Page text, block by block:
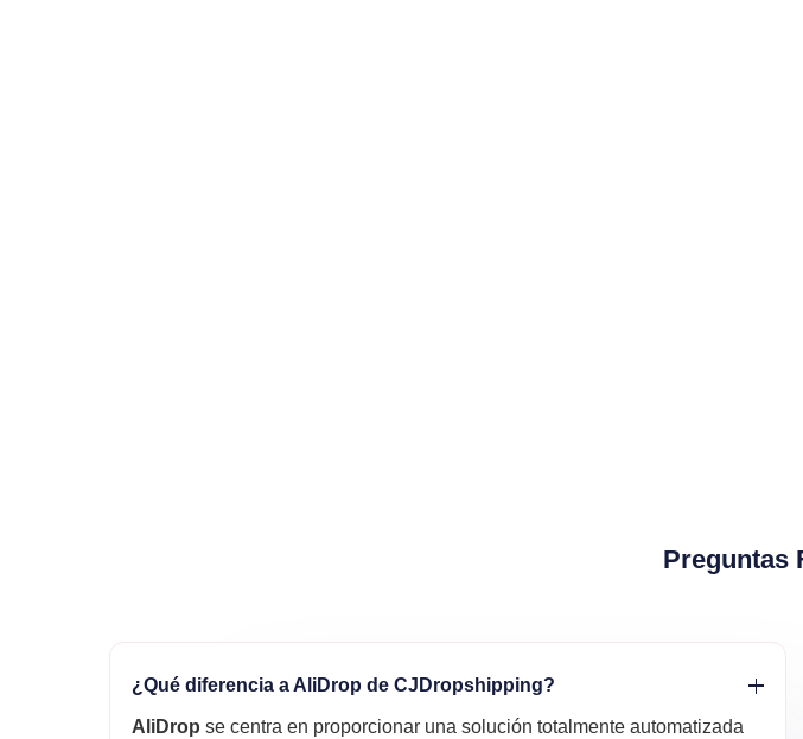
Preguntas
¿Qué diferencia a AliDrop de CJDropshipping?
AliDrop se centra en proporcionar una solución totalmente automatizada